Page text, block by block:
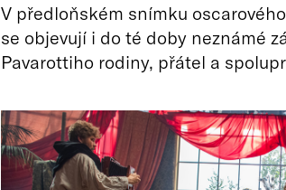
V předloňském snímku
se objevují i do té doby neznámé
Pavarottiho rodiny, přátel a